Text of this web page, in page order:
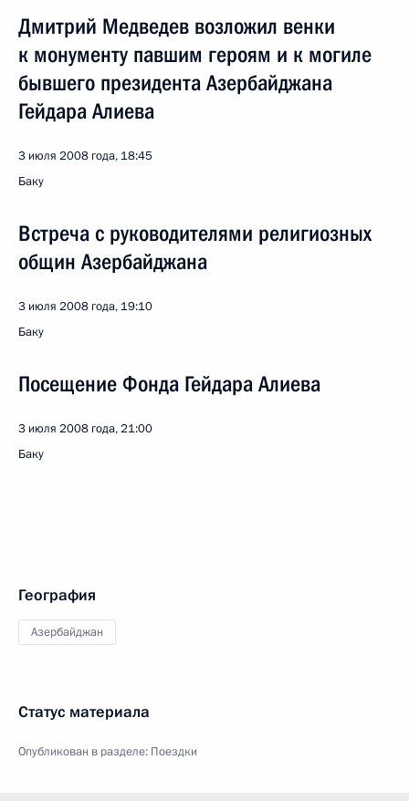
Дмитрий Медведев возложил венки
к монументу павшим героям и к могиле
бывшего президента Азербайджана
Гейдара Алиева
3 июля 2008 года, 18:45
Баку
Встреча с руководителями религиозных
общин Азербайджана
3 июля 2008 года, 19:10
Баку
Посещение Фонда Гейдара Алиева
3 июля 2008 года, 21:00
Баку
География
Азербайджан
Статус материала
Опубликован в разделе: Поездки